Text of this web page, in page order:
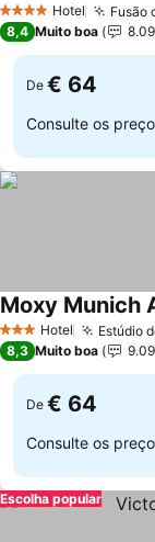
4 EstrelasHotel Fusão
8,4 Muito boa
De € 64
Consulte os
3 EstrelasHotel Estúdio
Moxy Munich
8,3 Muito boa
De € 64
Consulte os
Escolha popular